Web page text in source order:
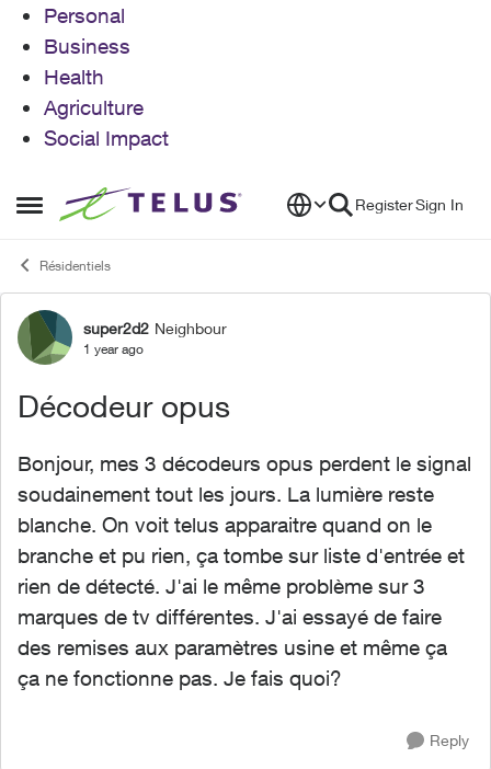
Personal
Business
Health
Agriculture
Social Impact
Open Side Menu
Skip to content RegisterSign In
Résidentiels
Forum Discussion
super2d2 Neighbour
1 year ago
Décodeur opus
Bonjour, mes 3 décodeurs opus perdent le signal
soudainement tout les jours. La lumière reste
blanche. On voit telus apparaitre quand on le
branche et pu rien, ça tombe sur liste d'entrée et
rien de détecté. J'ai le même problème sur 3
marques de tv différentes. J'ai essayé de faire
des remises aux paramètres usine et même ça
ça ne fonctionne pas. Je fais quoi?
Reply